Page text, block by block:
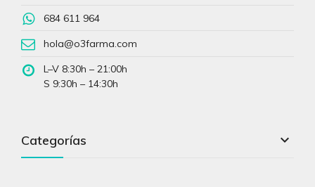
684 611 964
hola@o3farma.com
L–V 8:30h – 21:00h
S 9:30h – 14:30h
Categorías 